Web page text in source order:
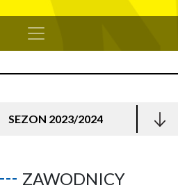
SEZON 2023/2024
ZAWODNICY